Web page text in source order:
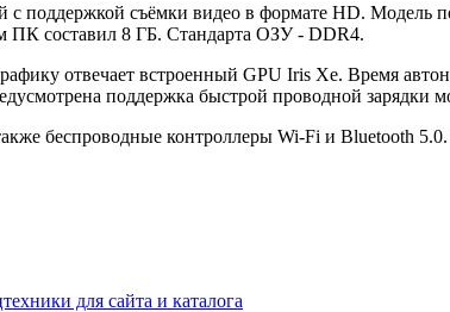
поддержкой съёмки видео в формате HD. Модель
ПК составил 8 ГБ. Стандарта ОЗУ - DDR4.
отвечает встроенный GPU Iris Xe. Время
поддержка быстрой проводной зарядки
беспроводные контроллеры Wi-Fi и Bluetooth
для сайта и каталога